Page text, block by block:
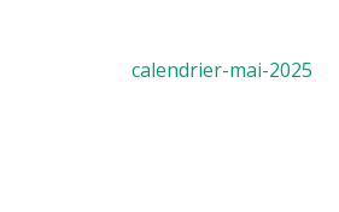
calendrier-mai-2025